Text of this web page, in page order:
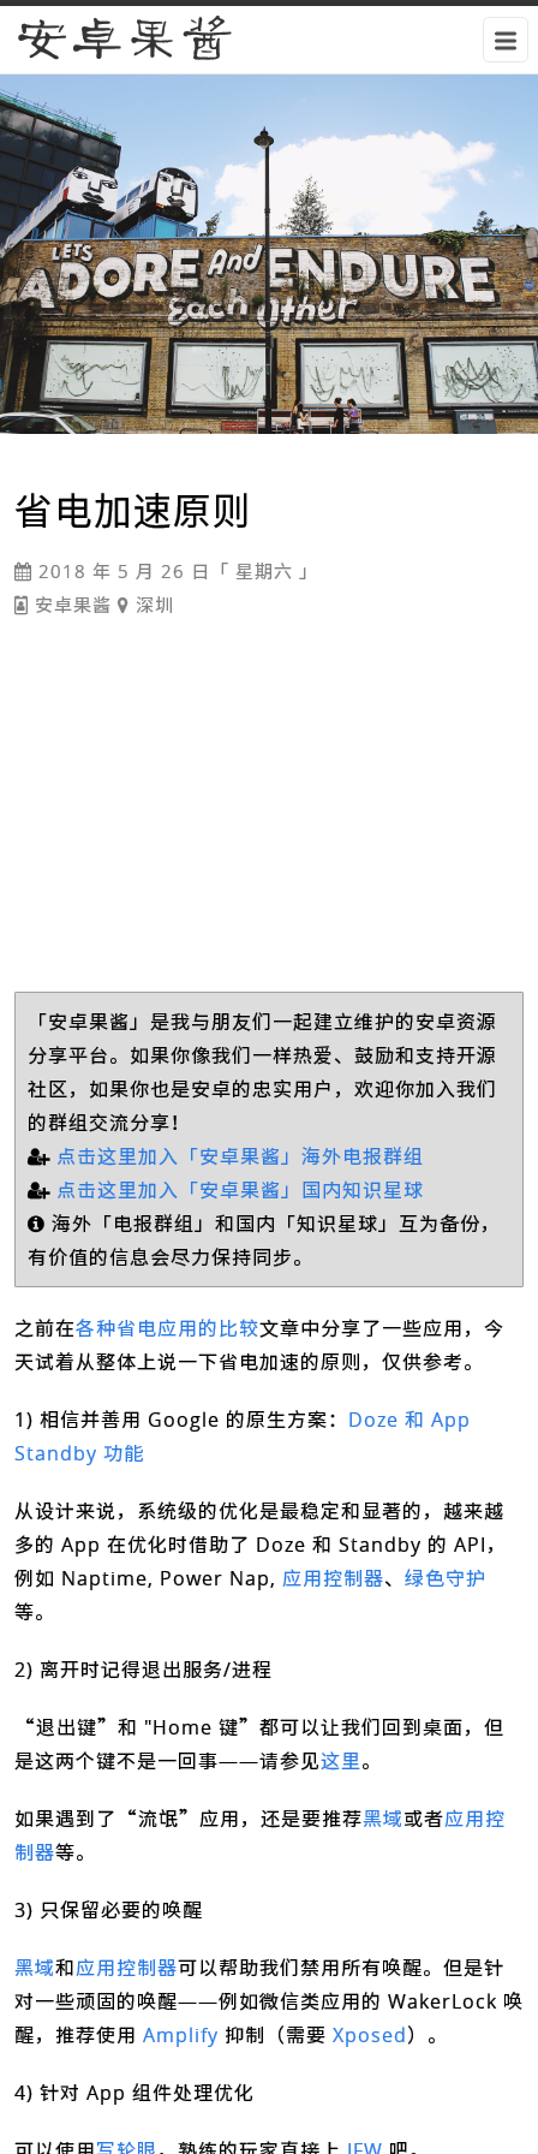
安卓果酱
省电加速原则
2018 年 5 月 26 日「 星期六 」
安卓果酱
深圳
「安卓果酱」是我与朋友们一起建立维护的安卓资源
分享平台。如果你像我们一样热爱、鼓励和支持开源
社区，如果你也是安卓的忠实用户，欢迎你加入我们
的群组交流分享！
点击这里加入「安卓果酱」海外电报群组
点击这里加入「安卓果酱」国内知识星球
海外「电报群组」和国内「知识星球」互为备份，
有价值的信息会尽力保持同步。
之前在各种省电应用的比较文章中分享了一些应用，今
天试着从整体上说一下省电加速的原则，仅供参考。
1) 相信并善用 Google 的原生方案： Doze 和 App
Standby 功能
从设计来说，系统级的优化是最稳定和显著的，越来越
多的 App 在优化时借助了 Doze 和 Standby 的 API，
例如 Naptime, Power Nap, 应用控制器、 绿色守护
等。
2) 离开时记得退出服务/进程
“退出键”和 "Home 键”都可以让我们回到桌面，但
是这两个键不是一回事——请参见这里。
如果遇到了“流氓”应用，还是要推荐黑域或者应用控
制器等。
3) 只保留必要的唤醒
黑域和应用控制器可以帮助我们禁用所有唤醒。但是针
对一些顽固的唤醒——例如微信类应用的 WakerLock 唤
醒，推荐使用 Amplify 抑制（需要 Xposed）。
4) 针对 App 组件处理优化